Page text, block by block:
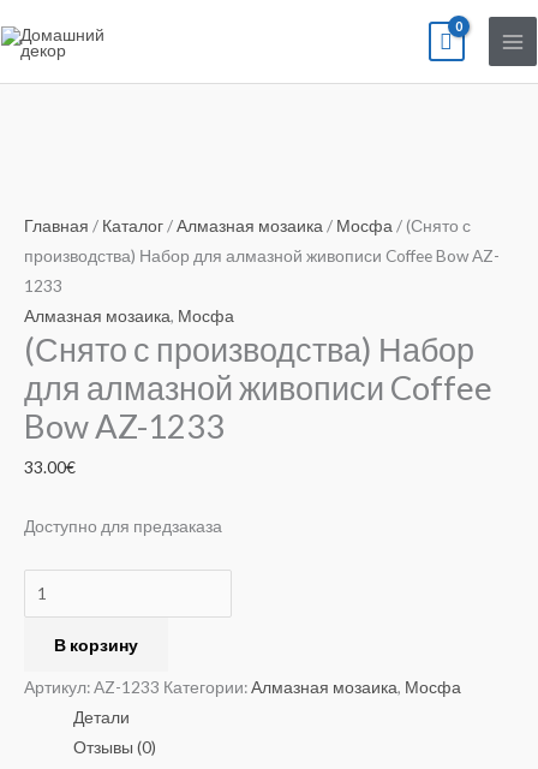
к
Главная / Каталог/Алмазная мозаика / Мосфа / (Снято с
производства) Набор для алмазной живописи Coffee Bow AZ-
1233
Алмазная мозаика, Мосфа
(Снято с производства) Набор
для алмазной живописи Coffee
Bow AZ-1233
33.00€
Доступно для предзаказа
(Снято
с
производства)
Набор
для
живописи
Coffee
Bow
1233
В корзину
Артикул:AZ-1233 Категории:Алмазная мозаика, Мосфа
Детали
Отзывы (0)